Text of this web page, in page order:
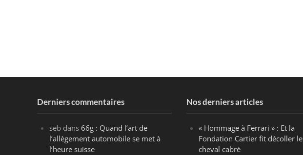
Derniers commentaires
seb dans66g : Quand l’art de
l’allègement automobile se met à
l’heure suisse
Nos derniers articles
« Hommage à Ferrari » : Et la
Fondation Cartier fit décoller le
cheval cabré